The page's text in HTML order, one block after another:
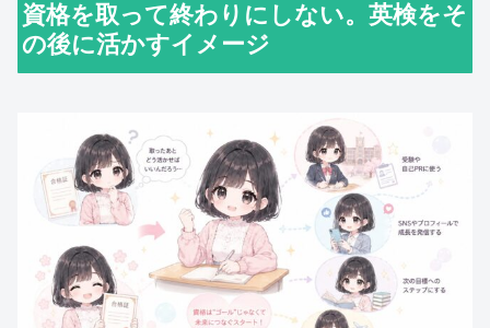
資格を取って終わりにしない。英検をそ
の後に活かすイメージ